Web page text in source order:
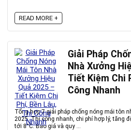
READ MORE +
Giải Pháp
Nhà Xưởng
Tiết Kiệm Chi
Công Nhanh
Tổng hợp 7 giải pháp chống nóng mái tôn
2025. Thi công nhanh, chi phí hợp lý, tăng
tới 8°C. Báo giá và quy ...